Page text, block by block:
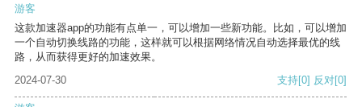
游客
这款加速器app的功能有点单一，可以增加一些新功能。比如，可以增加
一个自动切换线路的功能，这样就可以根据网络情况自动选择最优的线
路，从而获得更好的加速效果。
2024-07-30
支持[0] 反对[0]